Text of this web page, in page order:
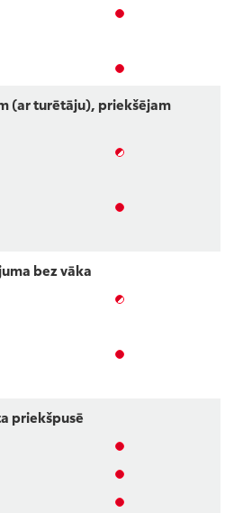
(ar turētāju), priekšējam
bez vāka
priekšpusē